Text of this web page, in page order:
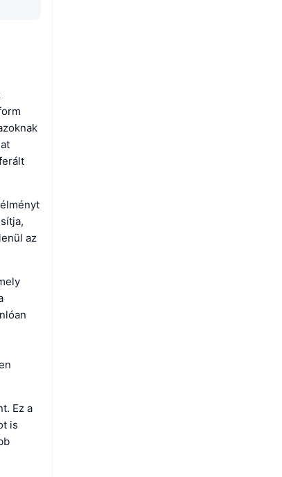
az
Ez a
is